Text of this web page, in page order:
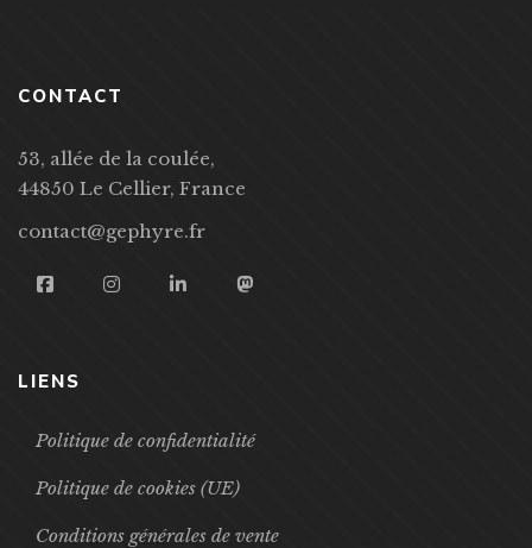
CONTACT
53, allée de la coulée,
44850 Le Cellier, France
contact@gephyre.fr
LIENS
Politique de confidentialité
Politique de cookies (UE)
Conditions générales de vente